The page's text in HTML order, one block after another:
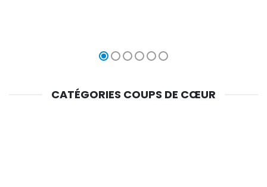
CATÉGORIES COUPS DE CŒUR